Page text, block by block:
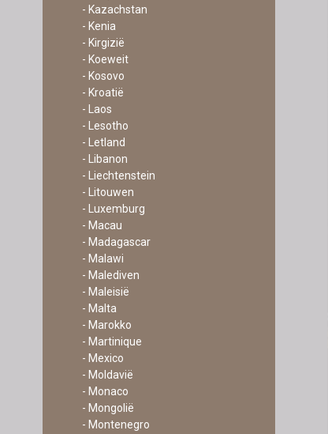
- Kazachstan
- Kenia
- Kirgizië
- Koeweit
- Kosovo
- Kroatië
- Laos
- Lesotho
- Letland
- Libanon
- Liechtenstein
- Litouwen
- Luxemburg
- Macau
- Madagascar
- Malawi
- Malediven
- Maleisië
- Malta
- Marokko
- Martinique
- Mexico
- Moldavië
- Monaco
- Mongolië
- Montenegro